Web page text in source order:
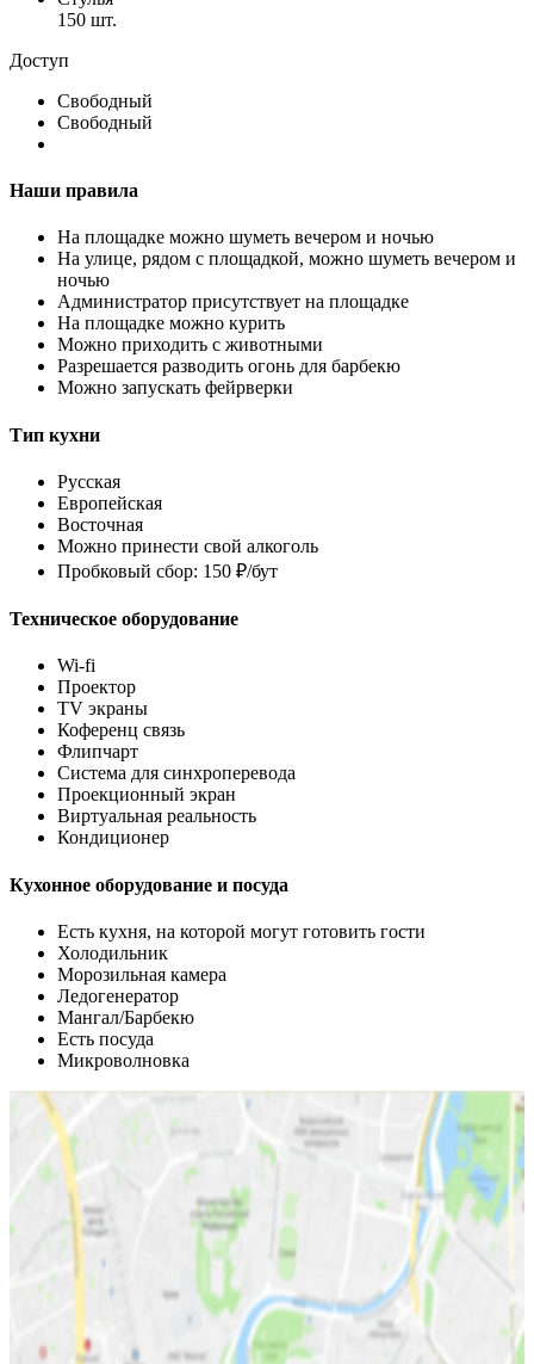
150 шт.
Доступ
Свободный
Свободный
Наши правила
На площадке можно шуметь вечером и ночью
На улице, рядом с площадкой, можно шуметь вечером и
ночью
Администратор присутствует на площадке
На площадке можно курить
Можно приходить с животными
Разрешается разводить огонь для барбекю
Можно запускать фейрверки
Тип кухни
Русская
Европейская
Восточная
Можно принести свой алкоголь
Пробковый сбор: 150 ₽/бут
Техническое оборудование
Wi-fi
Проектор
TV экраны
Коференц связь
Флипчарт
Система для синхроперевода
Проекционный экран
Виртуальная реальность
Кондиционер
Кухонное оборудование и посуда
Есть кухня, на которой могут готовить гости
Холодильник
Морозильная камера
Ледогенератор
Мангал/Барбекю
Есть посуда
Микроволновка